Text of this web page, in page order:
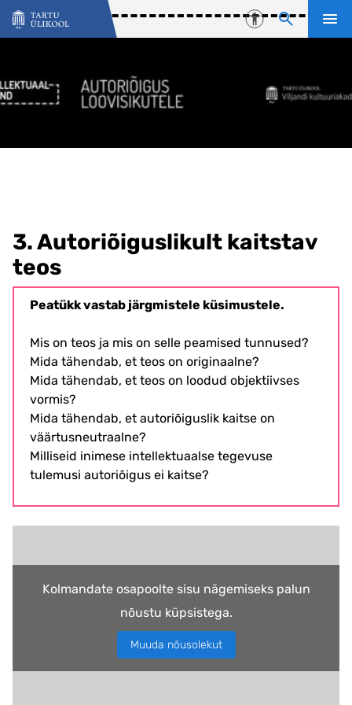
Liigu edasi põhisisu juurde
3. Autoriõiguslikult kaitstav
teos
Peatükk vastab järgmistele küsimustele.
Mis on teos ja mis on selle peamised tunnused?
Mida tähendab, et teos on originaalne?
Mida tähendab, et teos on loodud objektiivses
vormis?
Mida tähendab, et autoriõiguslik kaitse on
väärtusneutraalne?
Milliseid inimese intellektuaalse tegevuse
tulemusi autoriõigus ei kaitse?
Kolmandate osapoolte sisu nägemiseks palun
nõustu küpsistega.
Muuda nõusolekut